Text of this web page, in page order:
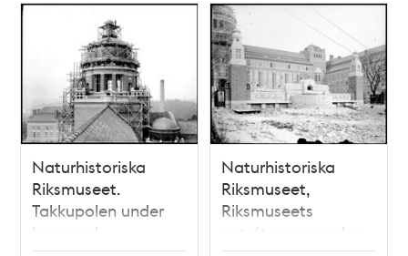
Naturhistoriska
Riksmuseet.
Takkupolen under
byggnad.
Naturhistoriska
Riksmuseet,
Riksmuseets
entrétrappa under